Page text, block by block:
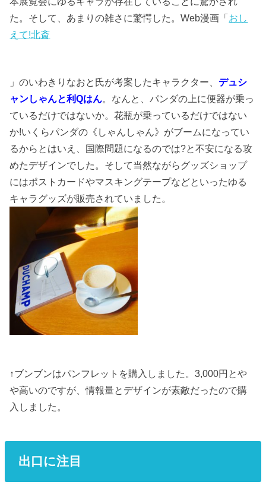
た。そして、あまりの雑さに驚愕した。Web漫画「おし
えて!北斎
」のいわきりなおと氏が考案したキャラクター、デュシ
ャンしゃんと利Qはん。なんと、パンダの上に便器が乗っ
ているだけではないか。花瓶が乗っているだけではない
か!いくらパンダの《しゃんしゃん》がブームになってい
るからとはいえ、国際問題になるのでは?と不安になる攻
めたデザインでした。そして当然ながらグッズショップ
にはポストカードやマスキングテープなどといったゆる
キャラグッズが販売されていました。
↑ブンブンはパンフレットを購入しました。3,000円とや
や高いのですが、情報量とデザインが素敵だったので購
入しました。
出口に注目